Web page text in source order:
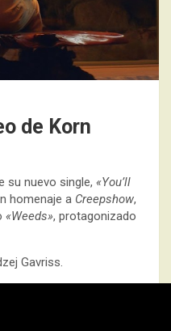
de Korn
su nuevo single, «You’ll
homenaje a Creepshow,
«Weeds», protagonizado
Gavriss.